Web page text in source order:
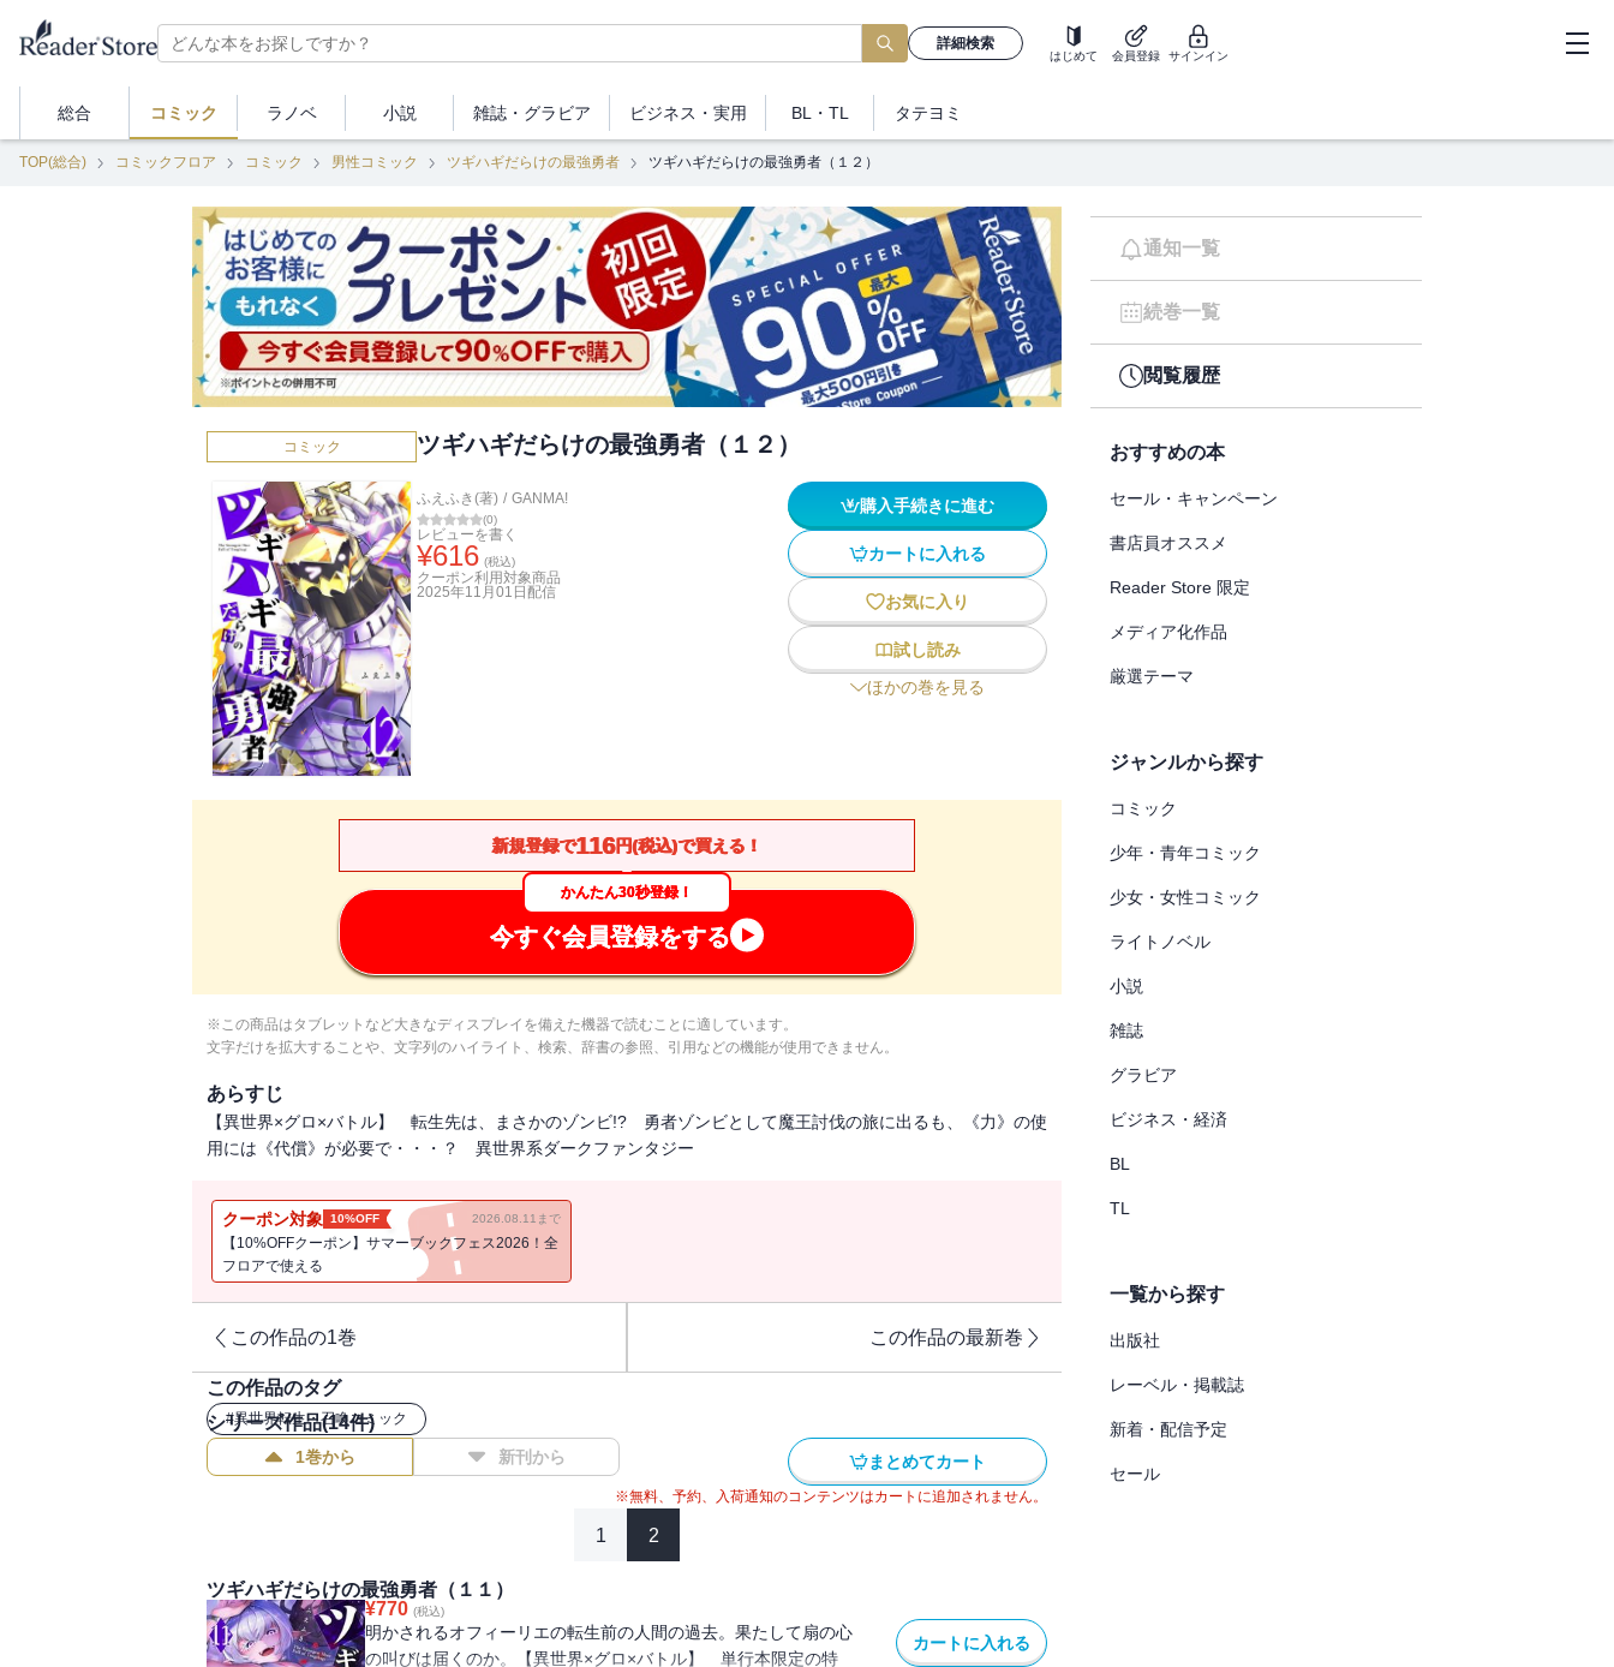
詳細検索
はじめて 会員登録 サインイン
総合 コミック ラノベ 小説 雑誌・ グラビア ビジネス ・実用 BL・TL タテヨミ
TOP(総合) コミックフロア コミック 男性コミック ツギハギだらけの最強勇者 ツギハギだらけの最強勇者（１２）
コミック ツギハギだらけの最強勇者（１２）
ふえふき(著) / GANMA!
(0)
レビューを書く
¥616 (税込)
クーポン利用対象商品
2025年11月01日 配信
購入手続きに進む
カートに入れる
お気に入り
試し読み
ほかの巻を見る
新規登録で116円(税込)で買える！
かんたん30秒登録！
今すぐ会員登録をする
※この商品はタブレットなど大きなディスプレイを備えた機器で読むことに適しています。
文字だけを拡大することや、文字列のハイライト、検索、辞書の参照、引用などの機能が使用できません。
あらすじ
【異世界×グロ×バトル】 転生先は、まさかのゾンビ!? 勇者ゾンビとして魔王討伐の旅に出るも、《力》の使
用には《代償》が必要で・・・？ 異世界系ダークファンタジー
クーポン対象 10%OFF 2026.08.11まで
【10%OFFクーポン】サマーブックフェス2026！全
フロアで使える
この作品の1巻 この作品の最新巻
この作品のタグ
#異世界転生・召喚コミック
シリーズ作品(14件)
1巻から 新刊から まとめてカート
※無料、予約、入荷通知のコンテンツはカートに追加されません。
1 2
ツギハギだらけの最強勇者（１１）
¥770 (税込)
明かされるオフィーリエの転生前の人間の過去。果たして扇の心
の叫びは届くのか。【異世界×グロ×バトル】 単行本限定の特
カートに入れる
通知一覧
続巻一覧
閲覧履歴
おすすめの本
セール・キャンペーン
書店員オススメ
Reader Store 限定
メディア化作品
厳選テーマ
ジャンルから探す
コミック
少年・青年コミック
少女・女性コミック
ライトノベル
小説
雑誌
グラビア
ビジネス・経済
BL
TL
一覧から探す
出版社
レーベル・掲載誌
新着・配信予定
セール